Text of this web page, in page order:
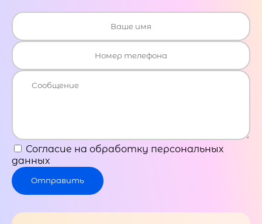
Согласие на обработку персональных
данных
Отправить